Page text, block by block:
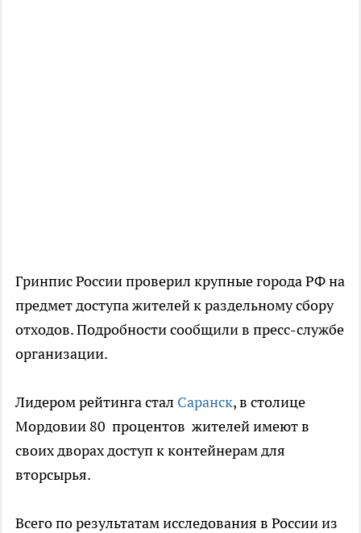
Гринпис России проверил крупные города РФ на
предмет доступа жителей к раздельному сбору
отходов. Подробности сообщили в пресс-службе
организации.
Лидером рейтинга стал Саранск, в столице
Мордовии 80 процентов жителей имеют в
своих дворах доступ к контейнерам для
вторсырья.
Всего по результатам исследования в России из